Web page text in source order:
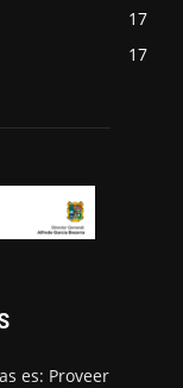
17
17
es: Proveer